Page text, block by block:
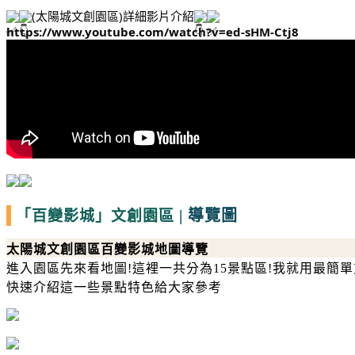
(太陽城文創園區)詳細影片介紹
https://www.youtube.com/watch?v=ed-sHM-Ctj8
「百變影城」 文創園區 | 導覽圖
太陽城文創園區百變影城地圖導覽
進入園區先來看地圖 !這裡一共分為15景點區 !我就用最簡
快速介紹這一些景點特色給大家參考